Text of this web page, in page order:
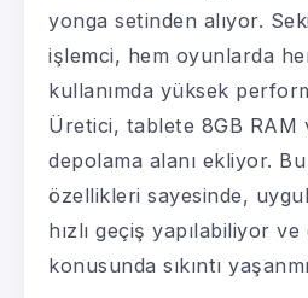
yonga setinden alıyor.
işlemci, hem oyunlarda
kullanımda yüksek
Üretici, tablete 8GB RAM
depolama alanı ekliyor. Bu
özellikleri sayesinde,
hızlı geçiş yapılabiliyor ve
konusunda sıkıntı